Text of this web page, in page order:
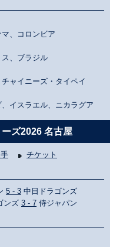
、コロンビア
、ブラジル
ャイニーズ・タイペイ
イスラエル、ニカラグア
ズ2026 名古屋
チケット
5 - 3 中日ドラゴンズ
ンズ 3 - 7 侍ジャパン